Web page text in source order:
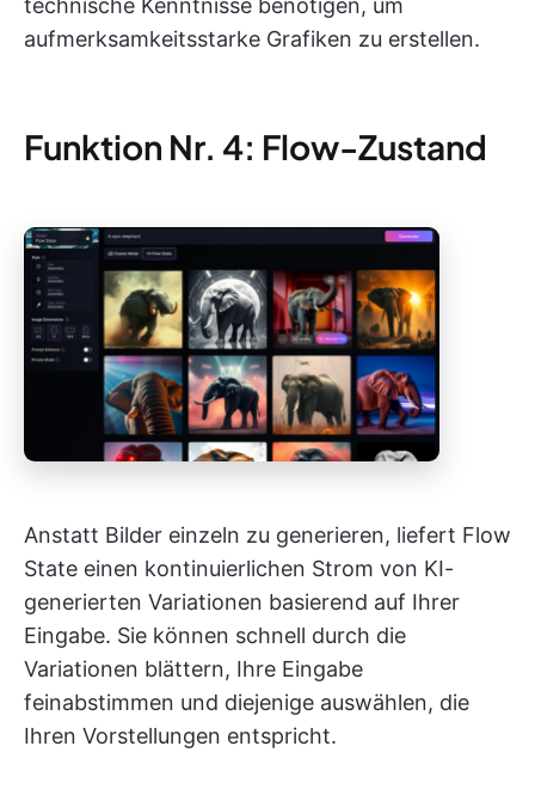
aufmerksamkeitsstarke Grafiken zu erstellen.
Funktion Nr. 4: Flow-Zustand
Anstatt Bilder einzeln zu generieren, liefert Flow
State einen kontinuierlichen Strom von KI-
generierten Variationen basierend auf Ihrer
Eingabe. Sie können schnell durch die
Variationen blättern, Ihre Eingabe
feinabstimmen und diejenige auswählen, die
Ihren Vorstellungen entspricht.